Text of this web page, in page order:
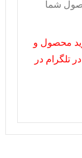
شما
محصول و
تلگرام در